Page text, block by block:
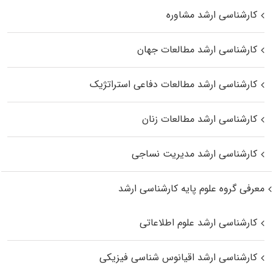
کارشناسی ارشد مشاوره
کارشناسی ارشد مطالعات جهان
کارشناسی ارشد مطالعات دفاعی استراتژیک
کارشناسی ارشد مطالعات زنان
کارشناسی ارشد مدیریت نساجی
معرفی گروه علوم پایه کارشناسی ارشد
کارشناسی ارشد علوم اطلاعاتی
کارشناسی ارشد اقیانوس‌ شناسی فیزیکی